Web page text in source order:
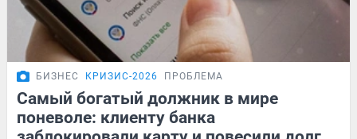
БИЗНЕС КРИЗИС-2026 ПРОБЛЕМА
Самый богатый должник в мире
поневоле: клиенту банка